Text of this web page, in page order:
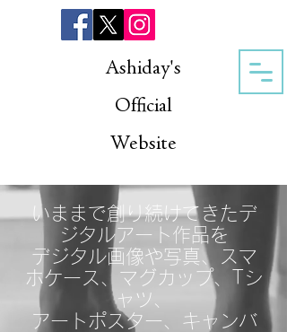
Ashiday's
Official
Website
いままで創り続けてきたデ
ジタルアート作品を
デジタル画像や写真、スマ
ホケース、マグカップ、Tシ
ャツ、
アートポスター、キャンバ